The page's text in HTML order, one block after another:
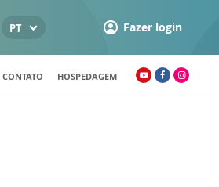
PT Fazer login
CONTATO HOSPEDAGEM